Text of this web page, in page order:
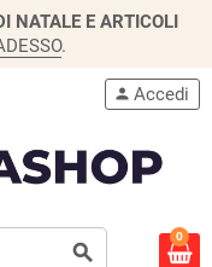
NATALE E ARTICOLI
.
search
person Accedi
0